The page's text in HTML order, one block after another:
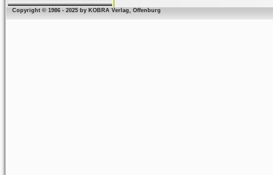
Copyright © 1986 - 2025 by KOBRA Verlag, Offenburg